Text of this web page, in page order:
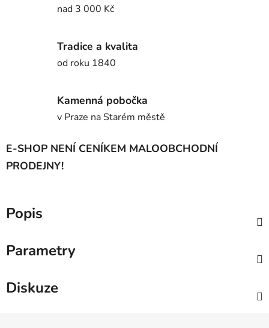
nad 3 000 Kč
Tradice a kvalita
od roku 1840
Kamenná pobočka
v Praze na Starém městě
E-SHOP NENÍ CENÍKEM MALOOBCHODNÍ
PRODEJNY!
Popis
Parametry
Diskuze